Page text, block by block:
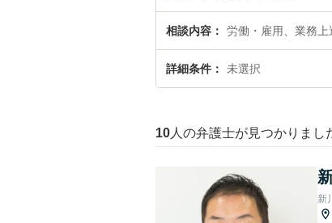
相談内容 労働・雇用、業務
詳細条件 未選択
10 人の弁護士が見つかりまし
新